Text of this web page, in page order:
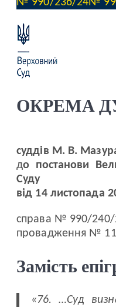
№ 990/236/24№
ОКРЕМА
суддів М. В.
до постанови
Суду
від 14 листопада
справа № 990/240/
провадження №
Замість
«76. …Суд